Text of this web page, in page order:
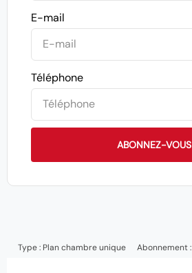
E-mail
Téléphone
ABONNEZ-VOUS
Type : Plan chambre unique Abonnement :